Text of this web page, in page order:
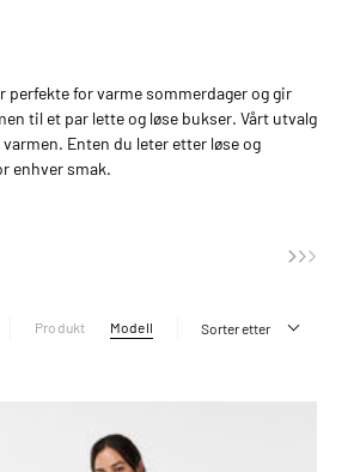
perfekte for varme sommerdager og gir
til et par lette og løse bukser. Vårt utvalg
Enten du leter etter løse og
enhver smak.
Produkt Modell Sorter etter